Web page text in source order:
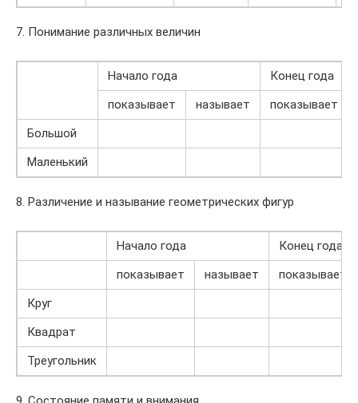
7. Понимание различных величин
Начало года
Конец года
показывает
называет
показывает
Большой
Маленький
8. Различение и называние геометрических фигур
Начало года
Конец года
показывает
называет
показывает
Круг
Квадрат
Треугольник